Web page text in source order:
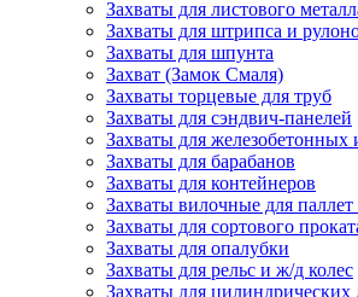
Захваты для листового
Захваты для штрипса и
Захваты для шпунта
Захват (Замок Смаля)
Захваты торцевые для труб
Захваты для сэндвич-панелей
Захваты для железобетонных
Захваты для барабанов
Захваты для контейнеров
Захваты вилочные для
Захваты для сортового
Захваты для опалубки
Захваты для рельс и ж/д колес
Захваты для цилиндрических